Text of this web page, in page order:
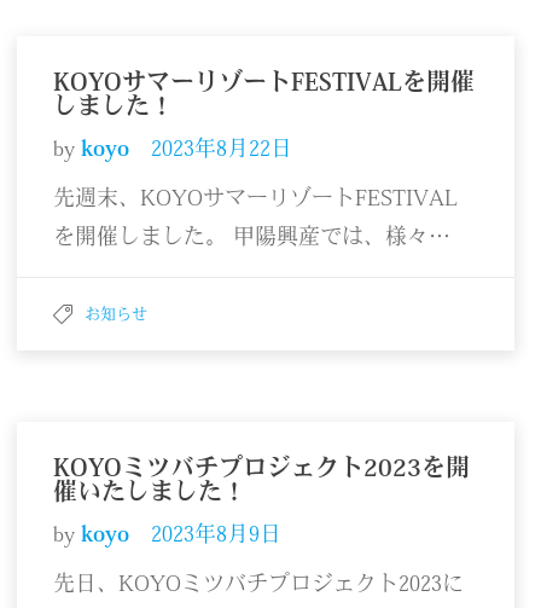
KOYOサマーリゾートFESTIVALを開催
しました！
by koyo 2023年8月22日
先週末、KOYOサマーリゾートFESTIVAL
を開催しました。 甲陽興産では、様々…
お知らせ
KOYOミツバチプロジェクト2023を開
催いたしました！
by koyo 2023年8月9日
先日、KOYOミツバチプロジェクト2023に